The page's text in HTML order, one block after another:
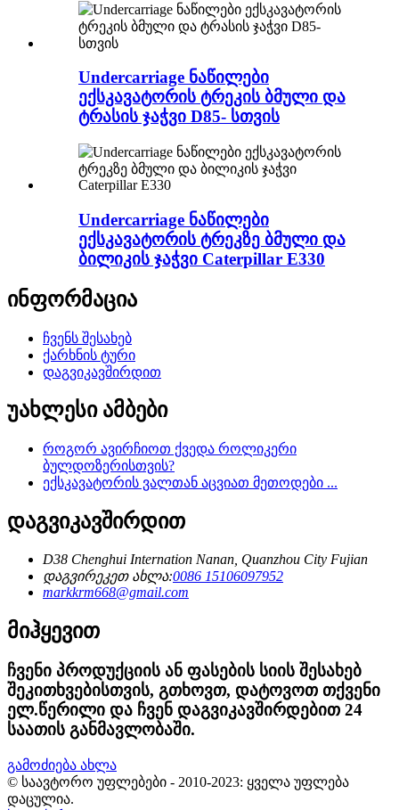
Undercarriage ნაწილები
ექსკავატორის ტრეკის ბმული და
ტრასის ჯაჭვი D85- სთვის
Undercarriage ნაწილები
ექსკავატორის ტრეკზე ბმული და
ბილიკის ჯაჭვი Caterpillar E330
ინფორმაცია
ჩვენს შესახებ
ქარხნის ტური
დაგვიკავშირდით
უახლესი ამბები
როგორ ავირჩიოთ ქვედა როლიკერი
ბულდოზერისთვის?
ექსკავატორის ვალთან აცვიათ მეთოდები ...
დაგვიკავშირდით
D38 Chenghui Internation Nanan, Quanzhou City Fujian
დაგვირეკეთ ახლა:0086 15106097952
markkrm668@gmail.com
მიჰყევით
ჩვენი პროდუქციის ან ფასების სიის შესახებ
შეკითხვებისთვის, გთხოვთ, დატოვოთ თქვენი
ელ.წერილი და ჩვენ დაგვიკავშირდებით 24
საათის განმავლობაში.
გამოძიება ახლა
© საავტორო უფლებები - 2010-2023: ყველა უფლება
დაცულია.